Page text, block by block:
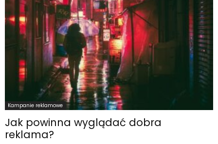
Kampanie reklamowe
Jak powinna wyglądać dobra
reklama?